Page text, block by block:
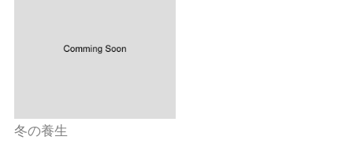
冬の養生